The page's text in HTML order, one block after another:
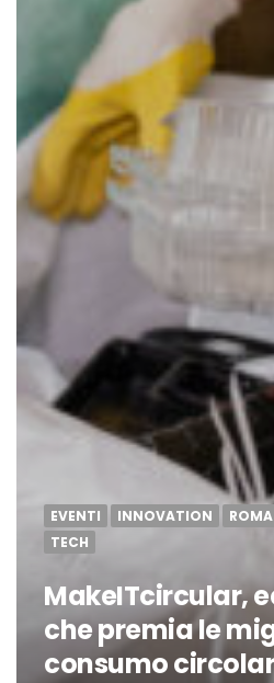
EVENTI INNOVATION ROMA
TECH
MakeITcircular,
che premia le
consumo